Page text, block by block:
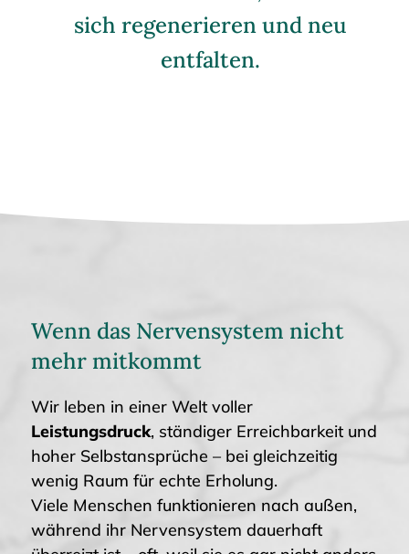
sich regenerieren und neu
entfalten.
Wenn das Nervensystem nicht
mehr mitkommt
Wir leben in einer Welt voller
Leistungsdruck, ständiger Erreichbarkeit und
hoher Selbstansprüche – bei gleichzeitig
wenig Raum für echte Erholung.
Viele Menschen funktionieren nach außen,
während ihr Nervensystem dauerhaft